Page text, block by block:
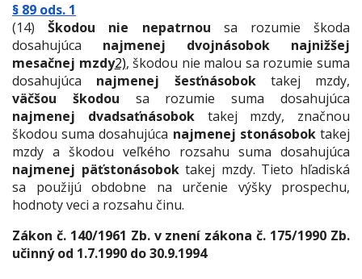
§ 89 ods. 1
(14) Škodou nie nepatrnou sa rozumie škoda
dosahujúca najmenej dvojnásobok najnižšej
mesačnej mzdy2), škodou nie malou sa rozumie suma
dosahujúca najmenej šesťnásoboktakej mzdy,
väčšou škodou sa rozumie suma dosahujúca
najmenej dvadsaťnásoboktakej mzdy, značnou
škodou suma dosahujúca najmenej stonásoboktakej
mzdy a škodou veľkého rozsahu suma dosahujúca
najmenej päťstonásoboktakej mzdy. Tieto hľadiská
sa použijú obdobne na určenie výšky prospechu,
hodnoty veci a rozsahu činu.
Zákon č. 140/1961 Zb. v znení zákona č. 175/1990 Zb.
učinný od 1.7.1990 do 30.9.1994